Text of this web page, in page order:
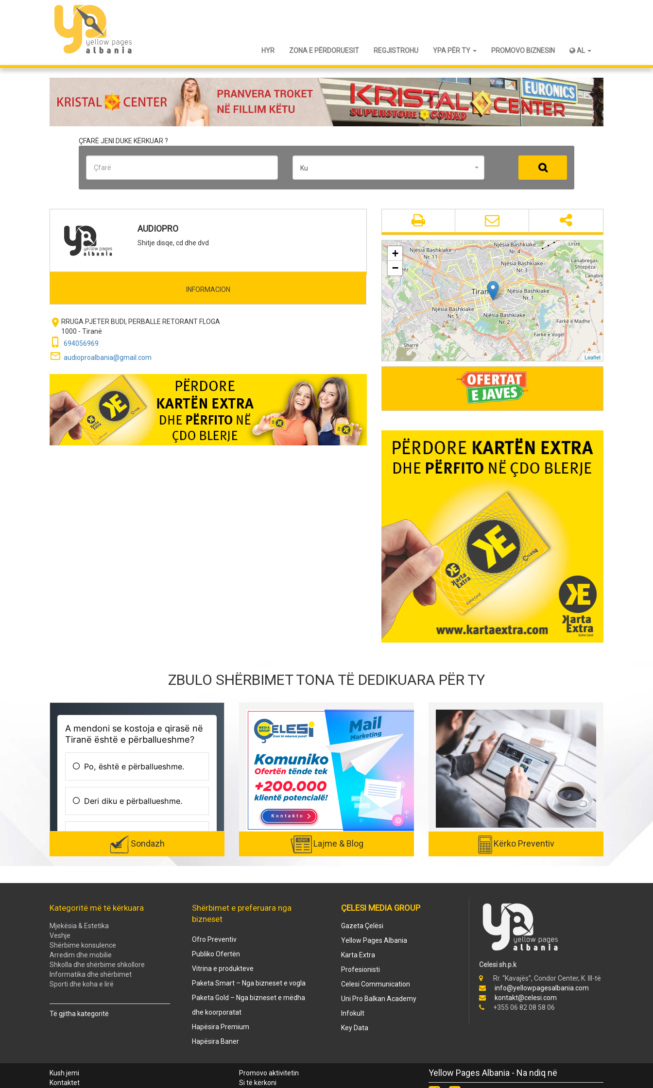
HYR ZONA E PËRDORUESIT REGJISTROHU YPA PËR TY PROMOVO BIZNESIN AL
ÇFARË JENI DUKE KËRKUAR ?
Ku
AUDIOPRO
Shitje disqe, cd dhe dvd
INFORMACION
room RRUGA PJETER BUDI, PERBALLE RETORANT FLOGA
1000 - Tiranë
phone_iphone 694056969
mail_outline audioproalbania@gmail.com
+
−
Leaflet
ZBULO SHËRBIMET TONA TË DEDIKUARA PËR TY
Sondazh Lajme & Blog Kërko Preventiv
Kategoritë më të kërkuara
Mjekësia & Estetika
Veshje
Shërbime konsulence
Arredim dhe mobilie
Shkolla dhe shërbime shkollore
Informatika dhe shërbimet
Sporti dhe koha e lirë
Të gjitha kategoritë
Shërbimet e preferuara nga
bizneset
Ofro Preventiv
Publiko Ofertën
Vitrina e produkteve
Paketa Smart – Nga bizneset e vogla
Paketa Gold – Nga bizneset e mëdha
dhe koorporatat
Hapësira Premium
Hapësira Baner
ÇELESI MEDIA GROUP
Gazeta Çelësi
Yellow Pages Albania
Karta Extra
Profesionisti
Celesi Communication
Uni Pro Balkan Academy
Infokult
Key Data
Celesi sh.p.k
Rr. “Kavajës”, Condor Center, K. III-të
info@yellowpagesalbania.com
kontakt@celesi.com
+355 06 82 08 58 06
Kush jemi
Kontaktet
Promovo aktivitetin
Si të kërkoni
Yellow Pages Albania - Na ndiq në